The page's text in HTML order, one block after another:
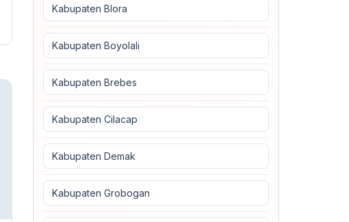
Kabupaten Blora
Kabupaten Boyolali
Kabupaten Brebes
Kabupaten Cilacap
Kabupaten Demak
Kabupaten Grobogan